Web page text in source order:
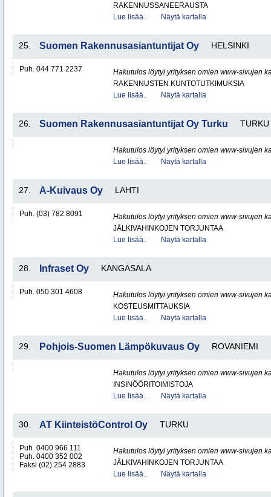
RAKENNUSSANEERAUSTA
Lue lisää..
Näytä kartalla
25. Suomen Rakennusasiantuntijat Oy HELSINKI
Puh. 044 771 2237
Hakutulos löytyi yrityksen omien www-sivujen
RAKENNUSTEN KUNTOTUTKIMUKSIA
Lue lisää..
Näytä kartalla
26. Suomen Rakennusasiantuntijat Oy Turku TURKU
Hakutulos löytyi yrityksen omien www-sivujen
Lue lisää..
Näytä kartalla
27. A-Kuivaus Oy LAHTI
Puh. (03) 782 8091
Hakutulos löytyi yrityksen omien www-sivujen
JÄLKIVAHINKOJEN TORJUNTAA
Lue lisää..
Näytä kartalla
28. Infraset Oy KANGASALA
Puh. 050 301 4608
Hakutulos löytyi yrityksen omien www-sivujen
KOSTEUSMITTAUKSIA
Lue lisää..
Näytä kartalla
29. Pohjois-Suomen Lämpökuvaus Oy ROVANIEMI
Hakutulos löytyi yrityksen omien www-sivujen
INSINÖÖRITOIMISTOJA
Lue lisää..
Näytä kartalla
30. AT KiinteistöControl Oy TURKU
Puh. 0400 966 111
Puh. 0400 352 002
Faksi (02) 254 2883
Hakutulos löytyi yrityksen omien www-sivujen
JÄLKIVAHINKOJEN TORJUNTAA
Lue lisää..
Näytä kartalla